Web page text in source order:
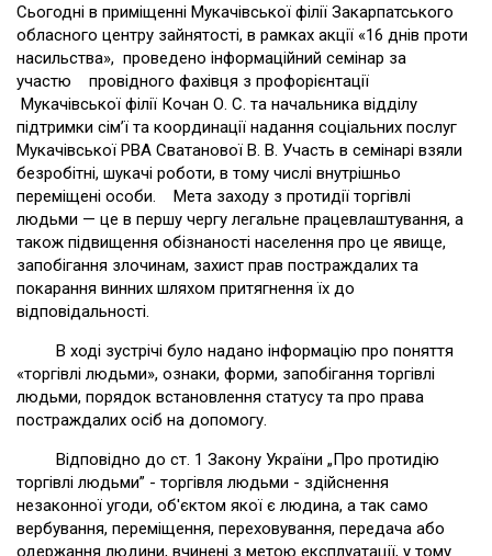
Сьогодні в приміщенні Мукачівської філії Закарпатського
обласного центру зайнятості, в рамках акції «16 днів проти
насильства», проведено інформаційний семінар за
участю провідного фахівця з профорієнтації
Мукачівської філії Кочан О. С. та начальника відділу
підтримки сім’ї та координації надання соціальних послуг
Мукачівської РВА Сватанової В. В. Участь в семінарі взяли
безробітні, шукачі роботи, в тому числі внутрішньо
переміщені особи. Мета заходу з протидії торгівлі
людьми — це в першу чергу легальне працевлаштування, а
також підвищення обізнаності населення про це явище,
запобігання злочинам, захист прав постраждалих та
покарання винних шляхом притягнення їх до
відповідальності.
В ході зустрічі було надано інформацію про поняття
«торгівлі людьми», ознаки, форми, запобігання торгівлі
людьми, порядок встановлення статусу та про права
постраждалих осіб на допомогу.
Відповідно до ст. 1 Закону України „Про протидію
торгівлі людьми” - торгівля людьми - здійснення
незаконної угоди, об'єктом якої є людина, а так само
вербування, переміщення, переховування, передача або
одержання людини, вчинені з метою експлуатації, у тому